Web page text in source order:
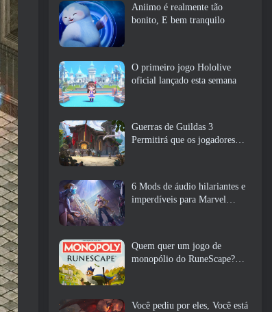
Aniimo é realmente tão
bonito, E bem tranquilo
O primeiro jogo Hololive
oficial lançado esta semana
Guerras de Guildas 3
Permitirá que os jogadores
6 Mods de áudio hilariantes e
imperdíveis para Marvel
Quem quer um jogo de
monopólio do RuneScape?
Você pediu por eles, Você está